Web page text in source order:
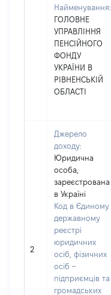
Найменування:
ГОЛОВНЕ
УПРАВЛІННЯ
ПЕНСІЙНОГО
ФОНДУ
УКРАЇНИ В
РІВНЕНСЬКІЙ
ОБЛАСТІ
2
Джерело
доходу:
Юридична
особа,
зареєстрована
в Україні
Код в Єдиному
державному
реєстрі
юридичних
осіб, фізичних
осіб –
підприємців та
громадських